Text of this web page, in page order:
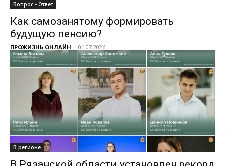
Вопрос - Ответ
Как самозанятому формировать
будущую пенсию?
ПРОЖИЗНЬ.ОНЛАЙН - 01.07.2026
В регионе